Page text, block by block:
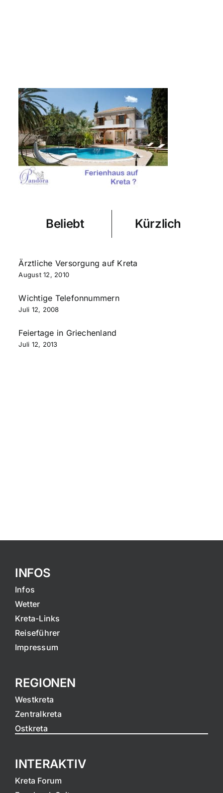
Beliebt Kürzlich
Ärztliche Versorgung auf Kreta
August 12, 2010
Wichtige Telefonnummern
Juli 12, 2008
Feiertage in Griechenland
Juli 12, 2013
INFOS
Infos
Wetter
Kreta-Links
Reiseführer
Impressum
REGIONEN
Westkreta
Zentralkreta
Ostkreta
INTERAKTIV
Kreta Forum